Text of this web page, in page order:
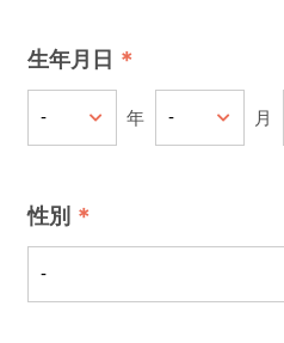
生年月日
年 月
性別